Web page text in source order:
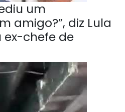
um
amigo?”, diz Lula
ex-chefe de